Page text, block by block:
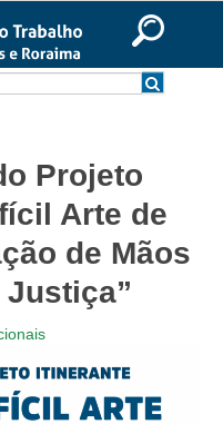
Ir para o rodapé
Projeto
Arte de
de Mãos